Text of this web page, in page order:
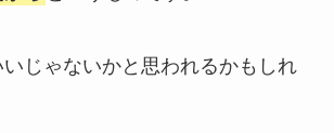
じゃないかと思われるかもしれ